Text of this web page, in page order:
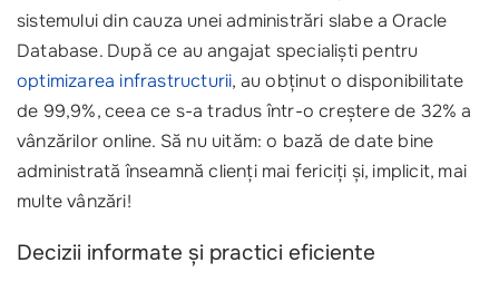
sistemului din cauza unei administrări slabe a Oracle
Database. După ce au angajat specialiști pentru
optimizarea infrastructurii, au obținut o disponibilitate
de 99,9%, ceea ce s-a tradus într-o creștere de 32% a
vânzărilor online. Să nu uităm: o bază de date bine
administrată înseamnă clienți mai fericiți și, implicit, mai
multe vânzări!
Decizii informate și practici eficiente